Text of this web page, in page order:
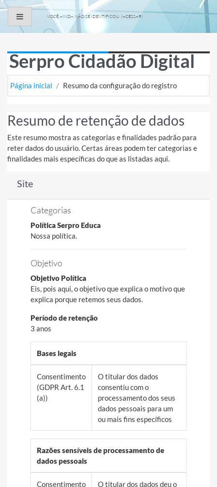
Ir para o conteúdo principal
Painel lateralVOCÊ AINDA NÃO SE IDENTIFICOU. (ACESSAR)
Serpro Cidadão Digital
Página inicial Resumo da configuração do registro
Resumo de retenção de dados
Este resumo mostra as categorias e finalidades padrão para
reter dados do usuário. Certas áreas podem ter categorias e
finalidades mais específicas do que as listadas aqui.
Site
Categorias
Política Serpro Educa
Nossa política.
Objetivo
Objetivo Política
Eis, pois aqui, o objetivo que explica o motivo que
explica porque retemos seus dados.
Período de retenção
3 anos
Bases legais
Consentimento
(GDPR Art. 6.1
(a))
O titular dos dados
consentiu com o
processamento dos seus
dados pessoais para um
ou mais fins específicos
Razões sensíveis de processamento de
dados pessoais
Consentimento
O titular dos dados deu o